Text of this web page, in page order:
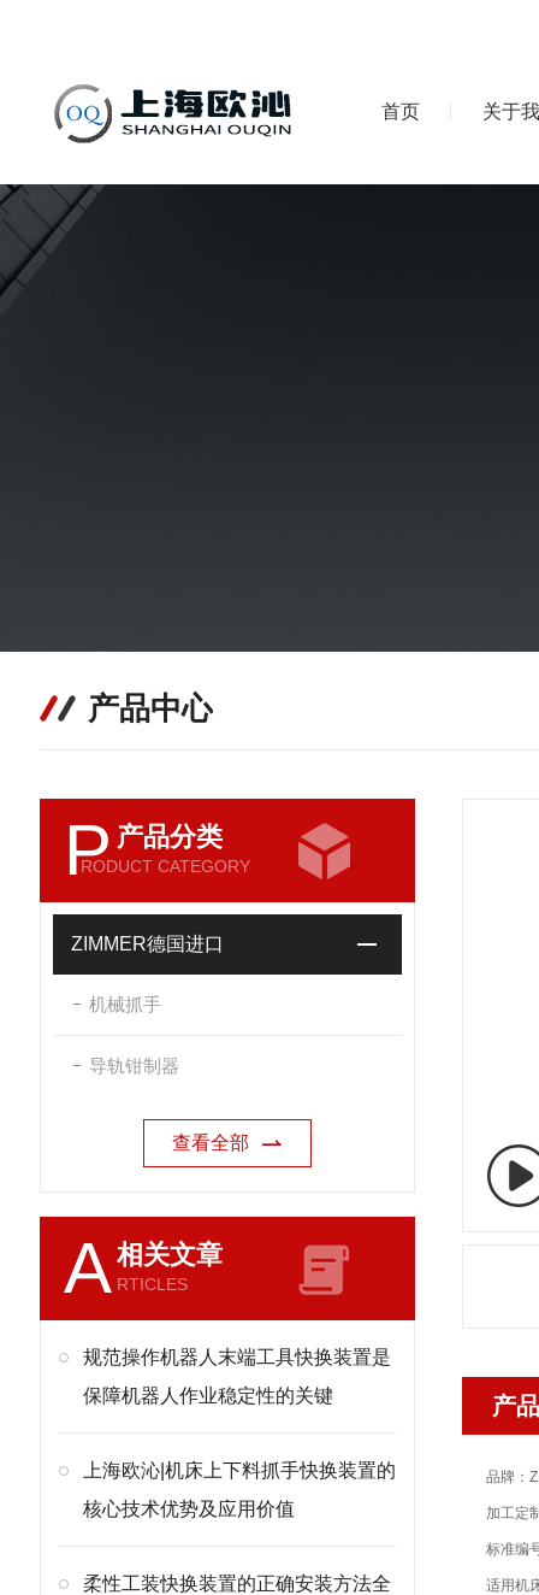
首页 关于
产品中心
P 产品分类
RODUCT CATEGORY
ZIMMER德国进口
机械抓手
导轨钳制器
查看全部
A相关文章
RTICLES
规范操作机器人末端工具快换装置是
保障机器人作业稳定性的关键
上海欧沁|机床上下料抓手快换装置的
核心技术优势及应用价值
柔性工装快换装置的正确安装方法全
产
品牌：
加工定
标准编
适用机